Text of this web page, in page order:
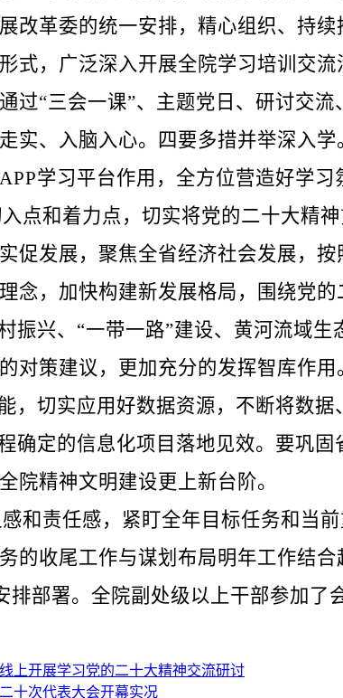
改革委的统一安排，精心组织、持
式，广泛深入开展全院学习培训交
过“三会一课”、主题党日、研讨交
实、入脑入心。四要多措并举深入
学习平台作用，全方位营造好学
和着力点，切实将党的二十大精神
促发展，聚焦全省经济社会发展，
念，加快构建新发展格局，围绕党
振兴、“一带一路”建设、黄河流域
对策建议，更加充分的发挥智库作
，切实应用好数据资源，不断将数
确定的信息化项目落地见效。要巩
院精神文明建设更上新台阶。
责任感，紧盯全年目标任务和当前
的收尾工作与谋划布局明年工作结合
部署。全院副处级以上干部参加了会
上开展学习党的二十大精神交流研讨
十次代表大会开幕实况